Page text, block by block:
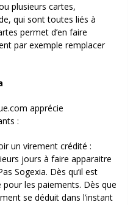
plusieurs cartes,
qui sont toutes liés à
permet d’en faire
par exemple remplacer
apprécie
:
un virement crédité :
jours à faire apparaitre
Sogexia. Dès qu’il est
les paiements. Dès que
se déduit dans l’instant